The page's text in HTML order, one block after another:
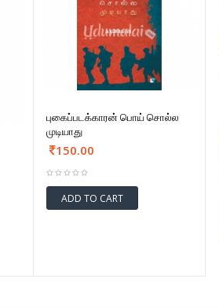
புகைப்படக்காரன் பொய் சொல்ல
முடியாது
150.00
ADD TO CART